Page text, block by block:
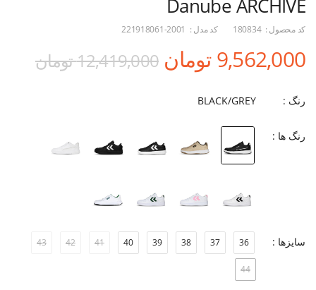
Danube ARCHIVE
کد محصول : 180834 کد مدل : 221918061-2001
9,562,000 تومان 12,419,000 تومان
رنگ : BLACK/GREY
رنگ ها :
سایزها : 36
37
38
39
40
41
42
43
44